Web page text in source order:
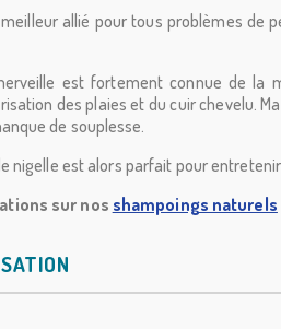
allié pour tous problèmes
est fortement connue de la
des plaies et du cuir chevelu.
de souplesse.
nigelle est alors parfait pour
sur nos shampoings naturels